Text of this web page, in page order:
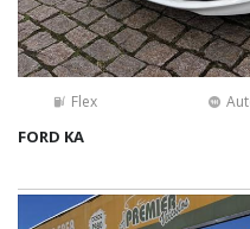
Flex
FORD KA